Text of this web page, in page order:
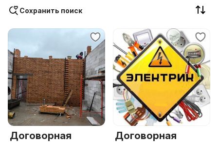
Сохранить поиск
Договорная Договорная